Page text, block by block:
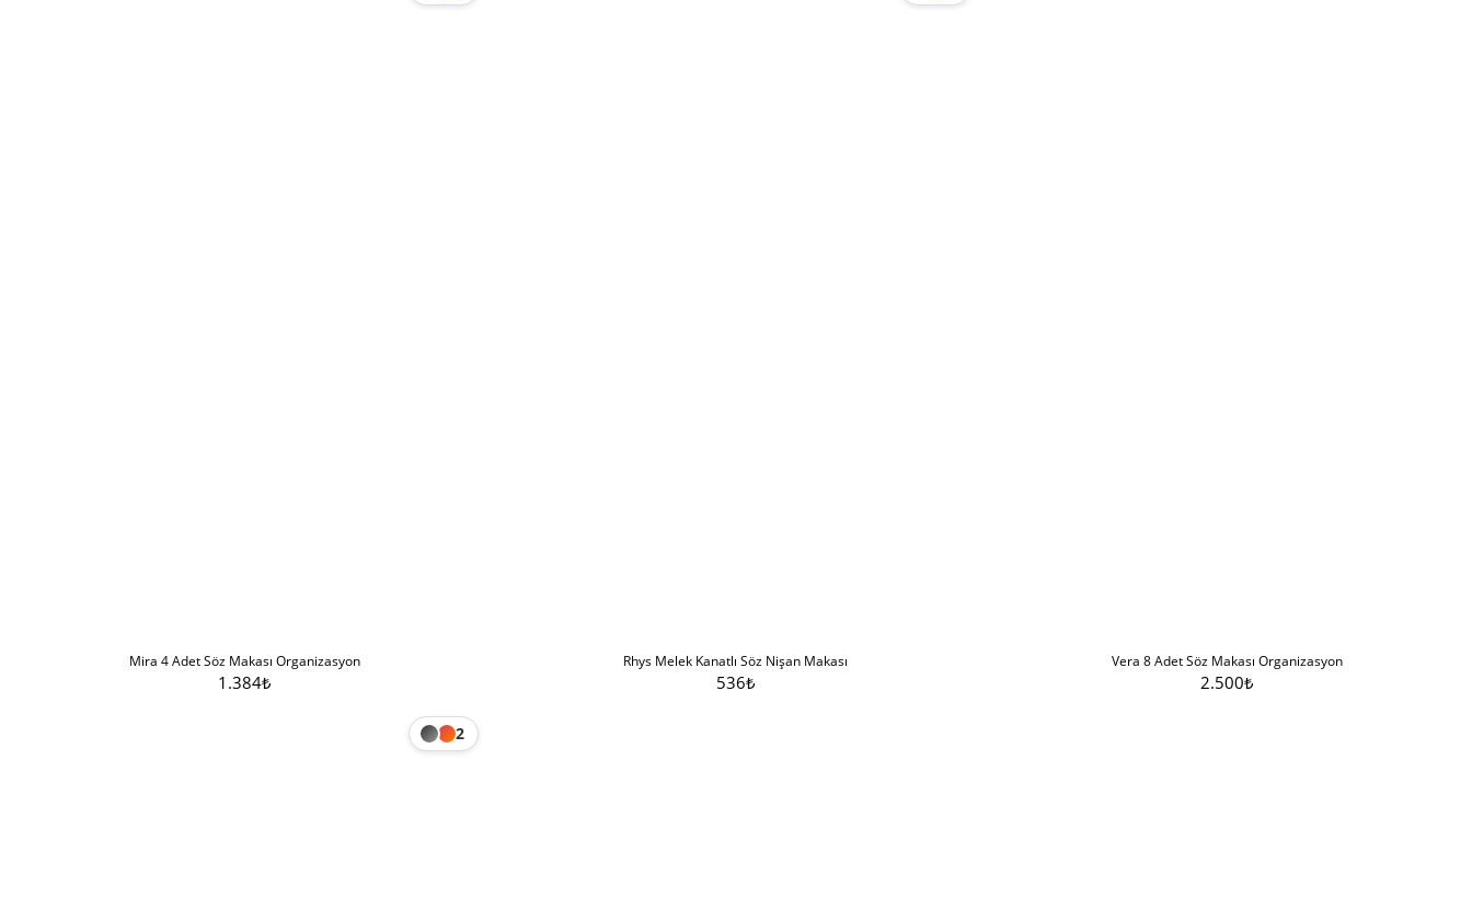
Sepete Ekle
Mira 4 Adet Söz Makası Organizasyon
1.384₺ Sepete Ekle
Rhys Melek Kanatlı Söz Nişan Makası
536₺ Sepete Ekle
Vera 8 Adet Söz Makası Organizasyon
2.500₺
2